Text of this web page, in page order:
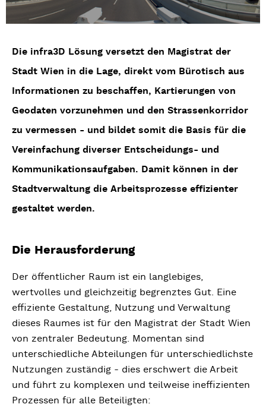
Die infra3D Lösung versetzt den Magistrat der
Stadt Wien in die Lage, direkt vom Bürotisch aus
Informationen zu beschaffen, Kartierungen von
Geodaten vorzunehmen und den Strassenkorridor
zu vermessen - und bildet somit die Basis für die
Vereinfachung diverser Entscheidungs- und
Kommunikationsaufgaben. Damit können in der
Stadtverwaltung die Arbeitsprozesse effizienter
gestaltet werden.
Die Herausforderung
Der öffentlicher Raum ist ein langlebiges,
wertvolles und gleichzeitig begrenztes Gut. Eine
effiziente Gestaltung, Nutzung und Verwaltung
dieses Raumes ist für den Magistrat der Stadt Wien
von zentraler Bedeutung. Momentan sind
unterschiedliche Abteilungen für unterschiedlichste
Nutzungen zuständig - dies erschwert die Arbeit
und führt zu komplexen und teilweise ineffizienten
Prozessen für alle Beteiligten: